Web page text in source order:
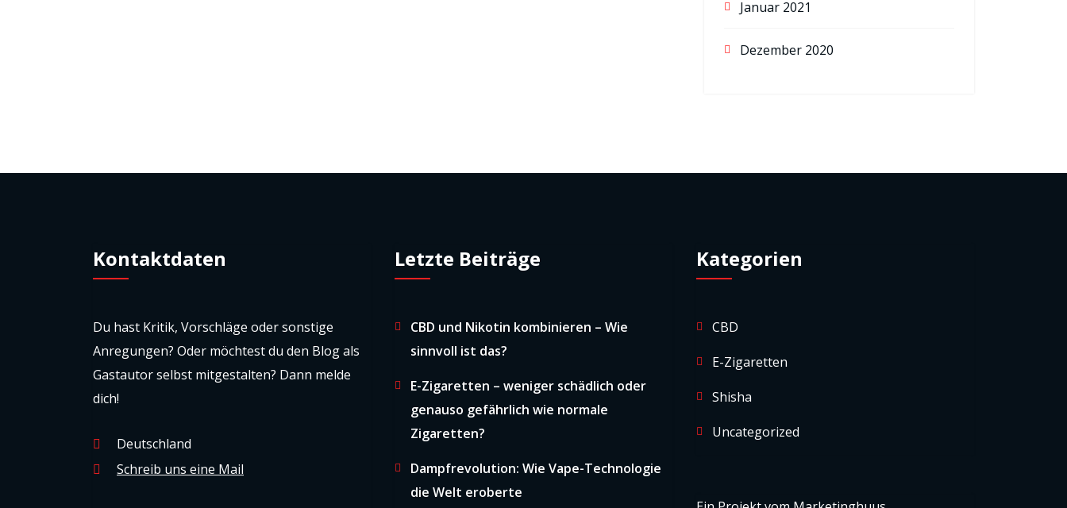
Januar 2021
Dezember 2020
Kontaktdaten
Du hast Kritik, Vorschläge oder sonstige
Anregungen? Oder möchtest du den Blog als
Gastautor selbst mitgestalten? Dann melde
dich!
Deutschland
Schreib uns eine Mail
Letzte Beiträge
CBD und Nikotin kombinieren – Wie
sinnvoll ist das?
E-Zigaretten – weniger schädlich oder
genauso gefährlich wie normale
Zigaretten?
Dampfrevolution: Wie Vape-Technologie
die Welt eroberte
Kategorien
CBD
E-Zigaretten
Shisha
Uncategorized